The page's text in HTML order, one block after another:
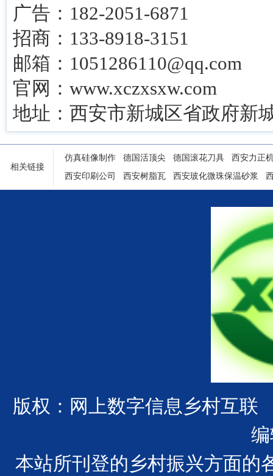
广告：182-2051-6871
招商：133-8918-3151
邮箱：1051286110@qq.com
官网：www.xczxsxw.com
地址：西安市新城区省政府新
相关链接
仿真硅像制作 德国活顶尖 德国滚花刀具
西安力正
西安印刷公司
西安树脂瓦 西安玻化微珠保温砂浆
版权：网上数字信息乡村互
本站所刊登的乡村振兴方面的